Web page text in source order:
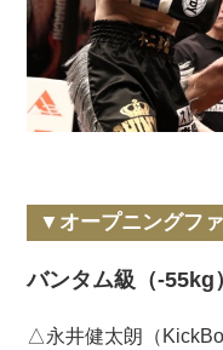
▼オープニングフ
バンタム級（-55kg
△永井健太朗（